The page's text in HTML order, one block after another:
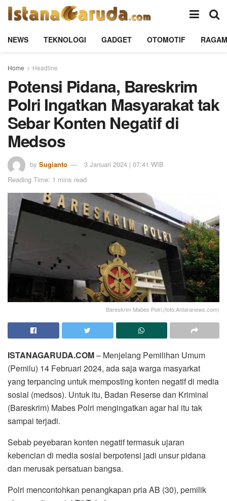
NEWS TEKNOLOGI GADGET OTOMOTIF RAGAM
Home Headline
Potensi Pidana, Bareskrim
Polri Ingatkan Masyarakat tak
Sebar Konten Negatif di
Medsos
by Sugianto
3 Januari 2024 | 07:41 WIB
Reading Time: 1 mins read
Bareskrim Mabes Polri.(foto:Antaranews.com)
ISTANAGARUDA.COM– Menjelang Pemilihan Umum
(Pemilu) 14 Februari 2024, ada saja warga masyarkat
yang terpancing untuk memposting konten negatif di media
sosial (medsos). Untuk itu, Badan Reserse dan Kriminal
(Bareskrim) Mabes Polri mengingatkan agar hal itu tak
sampai terjadi.
Sebab peyebaran konten negatif termasuk ujaran
kebencian di media sosial berpotensi jadi unsur pidana
dan merusak persatuan bangsa.
Polri mencontohkan penangkapan pria AB (30), pemilik